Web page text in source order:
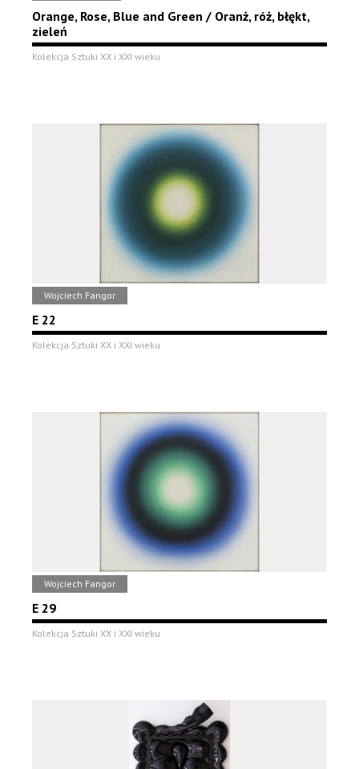
Orange, Rose, Blue and Green / Oranż, róż, błękt,
zieleń
Kolekcja Sztuki XX i XXI wieku
Wojciech Fangor
E 22
Kolekcja Sztuki XX i XXI wieku
Wojciech Fangor
E 29
Kolekcja Sztuki XX i XXI wieku